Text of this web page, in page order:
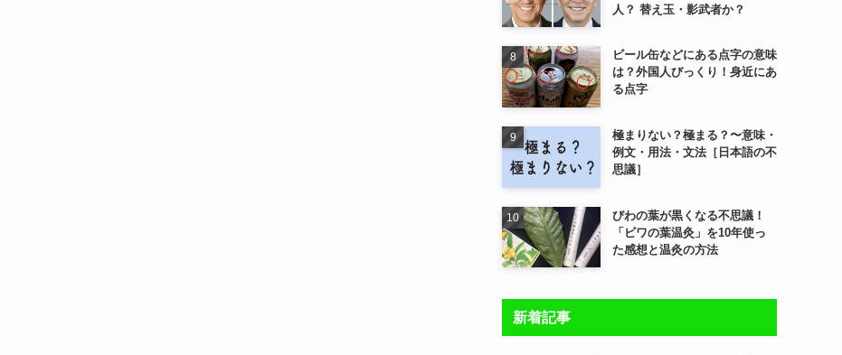
人？ 替え玉・影武者か？
ビール缶などにある点字の意味
は？外国人びっくり！身近にあ
る点字
極まりない？極まる？〜意味・
例文・用法・文法［日本語の不
思議］
びわの葉が黒くなる不思議！
「ビワの葉温灸」を10年使っ
た感想と温灸の方法
新着記事